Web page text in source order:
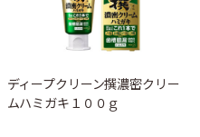
ディープクリーン撰濃密クリー
ムハミガキ１００ｇ